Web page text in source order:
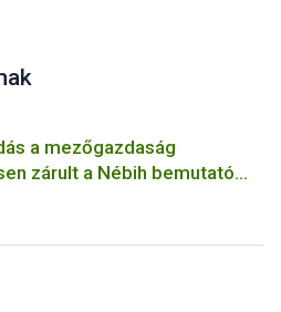
a mezőgazdaság
zárult a Nébih bemutató